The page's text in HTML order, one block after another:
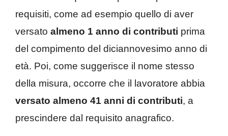
requisiti, come ad esempio quello di aver
versato almeno 1 anno di contributi prima
del compimento del diciannovesimo anno di
età. Poi, come suggerisce il nome stesso
della misura, occorre che il lavoratore abbia
versato almeno 41 anni di contributi, a
prescindere dal requisito anagrafico.